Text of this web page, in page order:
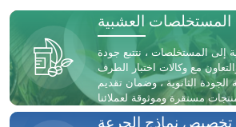
العشبية
إلى المستخلصات ، نتتبع جودة
مع وكالات اختبار الطرف
الثانوية ، وضمان تقديم
تخصيص نماذج الجرعة